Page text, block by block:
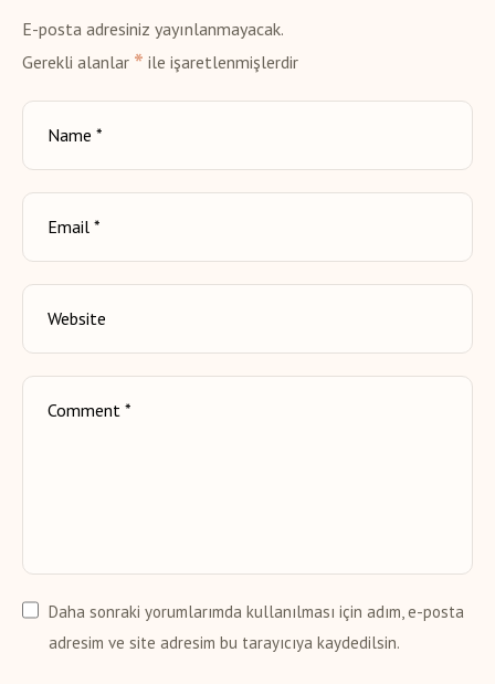
E-posta adresiniz yayınlanmayacak.
Gerekli alanlar * ile işaretlenmişlerdir
Daha sonraki yorumlarımda kullanılması için adım, e-posta
adresim ve site adresim bu tarayıcıya kaydedilsin.